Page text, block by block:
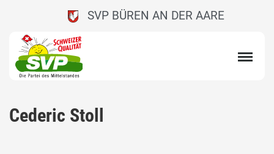
SVP BÜREN AN DER AARE
Cederic Stoll